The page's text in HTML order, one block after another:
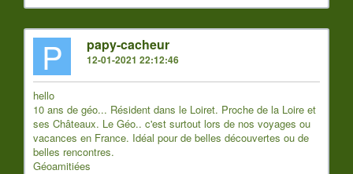
P papy-cacheur
12-01-2021 22:12:46
hello
10 ans de géo... Résident dans le Loiret. Proche de la Loire et
ses Châteaux. Le Géo.. c'est surtout lors de nos voyages ou
vacances en France. Idéal pour de belles découvertes ou de
belles rencontres.
Géoamitiées